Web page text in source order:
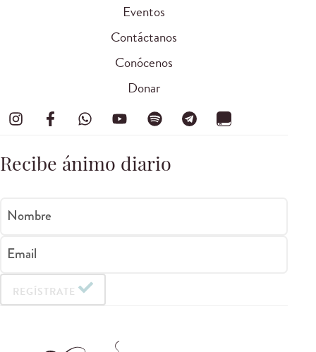
Eventos
Contáctanos
Conócenos
Donar
Recibe ánimo diario
Nombre
Email
REGÍSTRATE